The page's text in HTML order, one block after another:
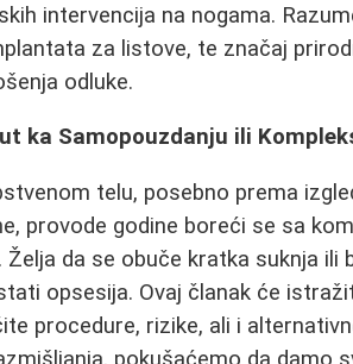
intervencija na nogama.
za listove, te značaj
odluke.
ka Samopouzdanju ili
telu, posebno prema
provode godine boreći se sa
da se obuče kratka suknja ili
opsesija. Ovaj članak će
procedure, rizike, ali i